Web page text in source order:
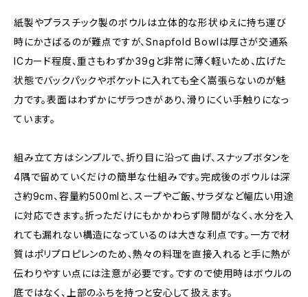
紙製やプラスチック製のボウルは立体的な形状ゆえに持ち運び
時にかさばるのが難点ですが、Snapfold Bowlは厚さが交通系
ICカード程度、重さもわずか39gと非常に薄く軽いため、広げた
状態でバックパックやポケットに入れても全く嵩張らないのが魅
力です。表面はわずかにザラつきがあり、滑りにくい手触りになっ
ています。
組み立て方はシンプルで、折り目に沿って曲げ、スナップボタンを
4隅で留めていくだけの簡単な仕組みです。完成後のボウルは深
さ約9cm、容量約500mlと、スープやご飯、サラダなど幅広い用途
に対応できます。折っただけにもかかわらず隙間がなく、水分を入
れても漏れない構造になっているのは大きな利点です。一方で材
質はポリプロピレンのため、熱々の料理を直接入れると手に熱が
伝わりやすい点には注意が必要です。ですので使用時はボウルの
底ではなく、上部のふちを持つと安心して扱えます。